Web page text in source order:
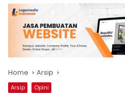
Home Arsip
Arsip Opini